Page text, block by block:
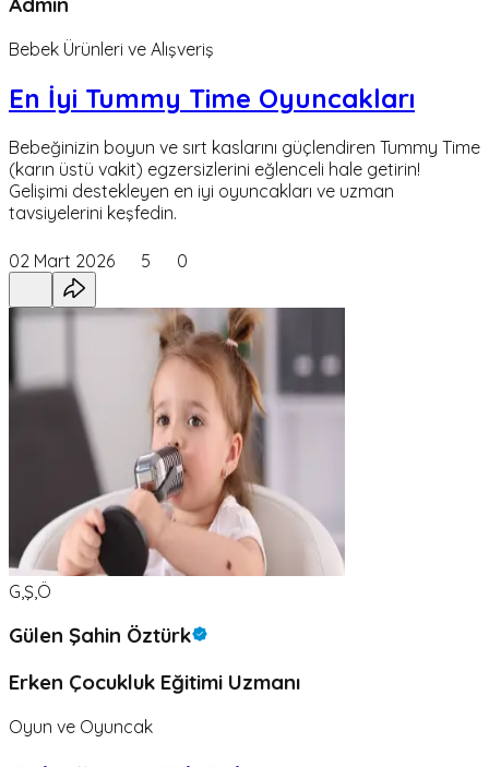
Bebek Ürünleri ve Alışveriş
En İyi Tummy Time Oyuncakları
Bebeğinizin boyun ve sırt kaslarını güçlendiren Tummy Time
(karın üstü vakit) egzersizlerini eğlenceli hale getirin!
Gelişimi destekleyen en iyi oyuncakları ve uzman
tavsiyelerini keşfedin.
02 Mart 2026 5 0
G,Ş,Ö
Gülen Şahin Öztürk
Erken Çocukluk Eğitimi Uzmanı
Oyun ve Oyuncak